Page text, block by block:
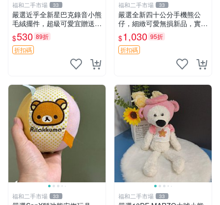
福和二手市場 33
嚴選近乎全新星巴克錄音小熊
毛絨擺件，超級可愛宜贈送掛
飾 錄音小熊 毛絨擺件 贈品
$530 89折
折扣碼
福和二手市場 33
嚴選全新四十公分手機熊公
仔，細緻可愛無損新品，實拍
展現萌趣風采 潘朵拉 熊抱枕
$1,030 95折
折扣碼
福和二手市場 33 福和二手市場 33